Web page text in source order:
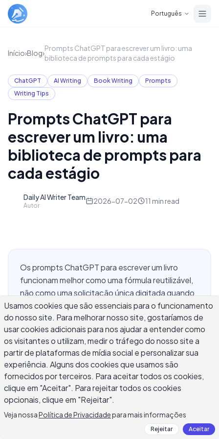
Português
Início›Blog›
Prompts ChatGPT para escrever um livro: uma
biblioteca de prompts para cada estágio
ChatGPT AI Writing Book Writing
Prompts
Writing Tips
Prompts ChatGPT para
escrever um livro: uma
biblioteca de prompts para
cada estágio
Daily AI Writer Team
Autor
2026-07-02 11 min read
Os prompts ChatGPT para escrever um livro
funcionam melhor como uma fórmula reutilizável,
não como uma solicitação única digitada quando
você fica preso. O prompt certo muda
dependendo se você está estruturando uma
trama, rascunhando um capítulo ou aprimorando
um parágrafo que soa plano. Este guia coleta
modelos de prompts testados para cada estágio
de um projeto de livro: desenvolvimento de
premissa, estrutura de capítulo, cenas de primeiro
rascunho, diálogo, revisão estrutural e edição de
linha. Cada prompt inclui a redação específica
que faz o ChatGPT produzir algo utilizável em vez
de preenchimento genérico, além de notas sobre
Usamos cookies que são essenciais para o funcionamento
do nosso site. Para melhorar nosso site, gostaríamos de
usar cookies adicionais para nos ajudar a entender como
os visitantes o utilizam, medir o tráfego do nosso site a
partir de plataformas de mídia social e personalizar sua
experiência. Alguns dos cookies que usamos são
fornecidos por terceiros. Para aceitar todos os cookies,
clique em "Aceitar". Para rejeitar todos os cookies
opcionais, clique em "Rejeitar".
Veja nossaPolítica de Privacidadepara mais informações
Rejeitar Aceitar